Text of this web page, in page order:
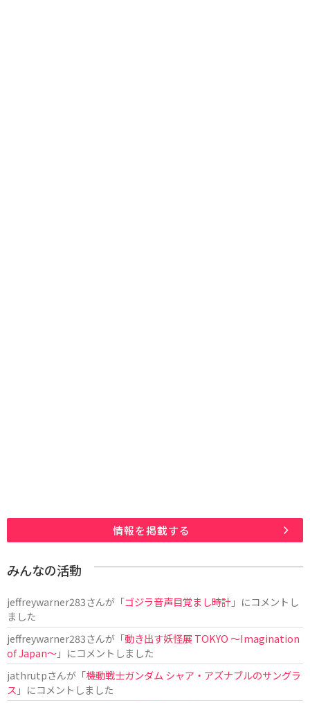
情報を掲載する
みんなの活動
jeffreywarner283さんが「ゴジラ音声目覚まし時計」にコメントし
ました
jeffreywarner283さんが「動き出す妖怪展 TOKYO 〜Imagination
of Japan〜」にコメントしました
jathrutpさんが「機動戦士ガンダム シャア・アズナブルのサングラ
ス 」にコメントしました